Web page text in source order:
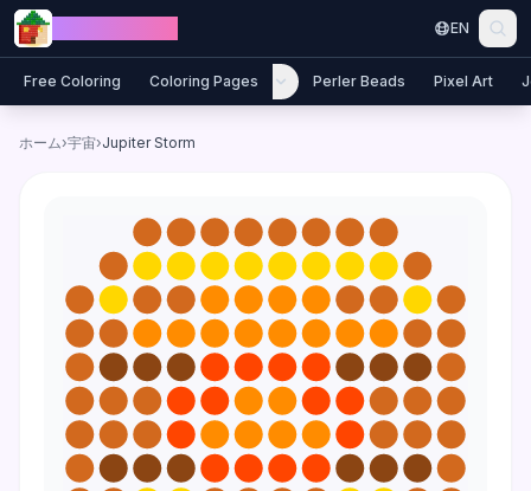
Skip to content
EN
Free Coloring Coloring Pages Perler Beads Pixel Art
ホーム›宇宙›Jupiter Storm